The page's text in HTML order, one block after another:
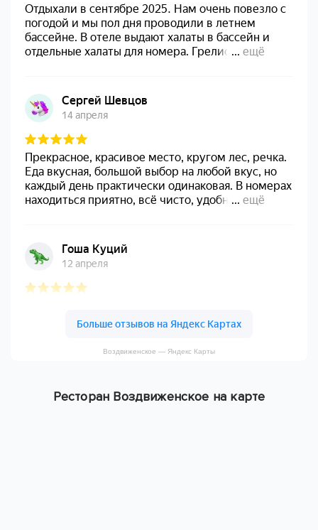
Воздвиженское — Яндекс Карты
Ресторан Воздвиженское на карте